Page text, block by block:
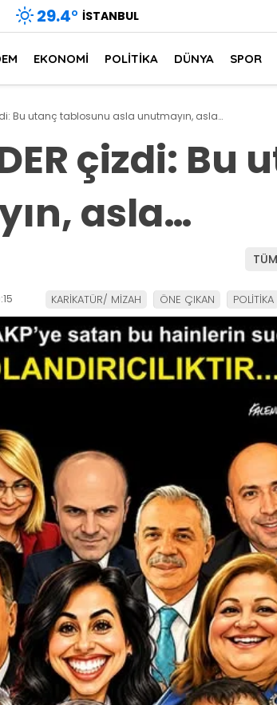
29.4° İSTANBUL
EKONOMİ POLİTİKA DÜNYA SPOR
Bu utanç tablosunu asla unutmayın, asla…
çizdi:
asla…
KARİKATÜR/ MİZAH ÖNE ÇIKAN POLİTİKA